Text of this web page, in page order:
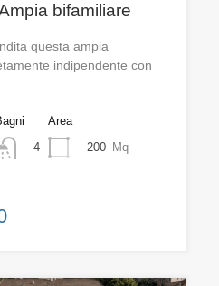
bifamiliare
questa ampia
indipendente con
4
Area
200 Mq